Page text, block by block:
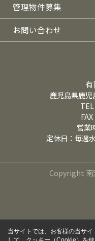
管理物件募集
お問い合わせ
鹿児島県鹿
営業
定休日：毎週
Copyright 南
当サイトでは、お客様の当サ